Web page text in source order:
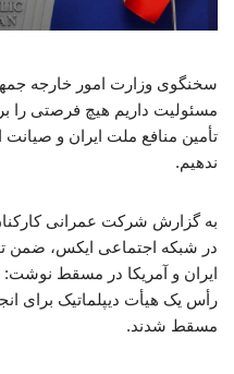
سخنگوی وزارت امور خارجه
مسئولیت داریم هیچ فرصتی را
تأمین منافع ملت ایران و
ندهیم.
به گزارش شرکت عمرانی
در شبکه اجتماعی ایکس، ضمن
مسقط شدند.